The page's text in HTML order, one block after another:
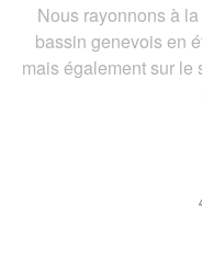
Nous rayonnons à
bassin genevois en
mais également sur le